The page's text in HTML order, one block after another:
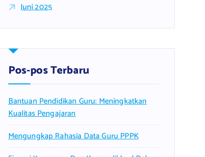
Juni 2025
Pos-pos Terbaru
Bantuan Pendidikan Guru: Meningkatkan
Kualitas Pengajaran
Mengungkap Rahasia Data Guru PPPK